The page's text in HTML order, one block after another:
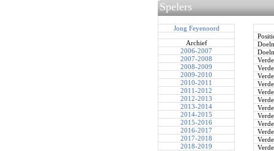
Spelers
Jong Feyenoord
Archief
2006-2007
2007-2008
2008-2009
2009-2010
2010-2011
2011-2012
2012-2013
2013-2014
2014-2015
2015-2016
2016-2017
2017-2018
2018-2019